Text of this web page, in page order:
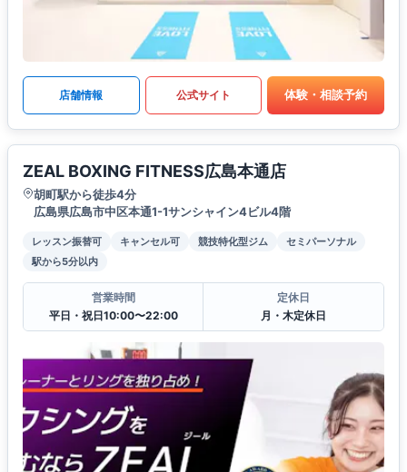
店舗情報 公式サイト 体験・相談予約
ZEAL BOXING FITNESS広島本通店
胡町駅から徒歩4分
広島県広島市中区本通1-1サンシャイン4ビル4階
レッスン振替可 キャンセル可 競技特化型ジム
セミパーソナル
駅から5分以内
営業時間
平日・祝日10:00〜22:00
定休日
月・木定休日